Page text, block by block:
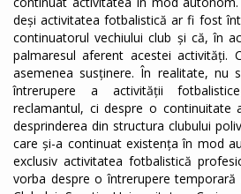
deși activitatea fotbalistică ar fi fost
continuatorul vechiului club și că, în
palmaresul aferent acestei activități.
asemenea susținere. În realitate, nu
întrerupere a activității
reclamantul, ci despre o continuitate
desprinderea din structura clubului
care și-a continuat existența în mod
exclusiv activitatea fotbalistică
vorba despre o întrerupere